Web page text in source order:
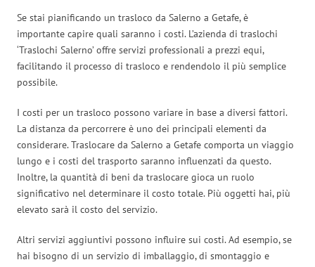
Se stai pianificando un trasloco da Salerno a Getafe, è
importante capire quali saranno i costi. L’azienda di traslochi
‘Traslochi Salerno’ offre servizi professionali a prezzi equi,
facilitando il processo di trasloco e rendendolo il più semplice
possibile.
I costi per un trasloco possono variare in base a diversi fattori.
La distanza da percorrere è uno dei principali elementi da
considerare. Traslocare da Salerno a Getafe comporta un viaggio
lungo e i costi del trasporto saranno influenzati da questo.
Inoltre, la quantità di beni da traslocare gioca un ruolo
significativo nel determinare il costo totale. Più oggetti hai, più
elevato sarà il costo del servizio.
Altri servizi aggiuntivi possono influire sui costi. Ad esempio, se
hai bisogno di un servizio di imballaggio, di smontaggio e